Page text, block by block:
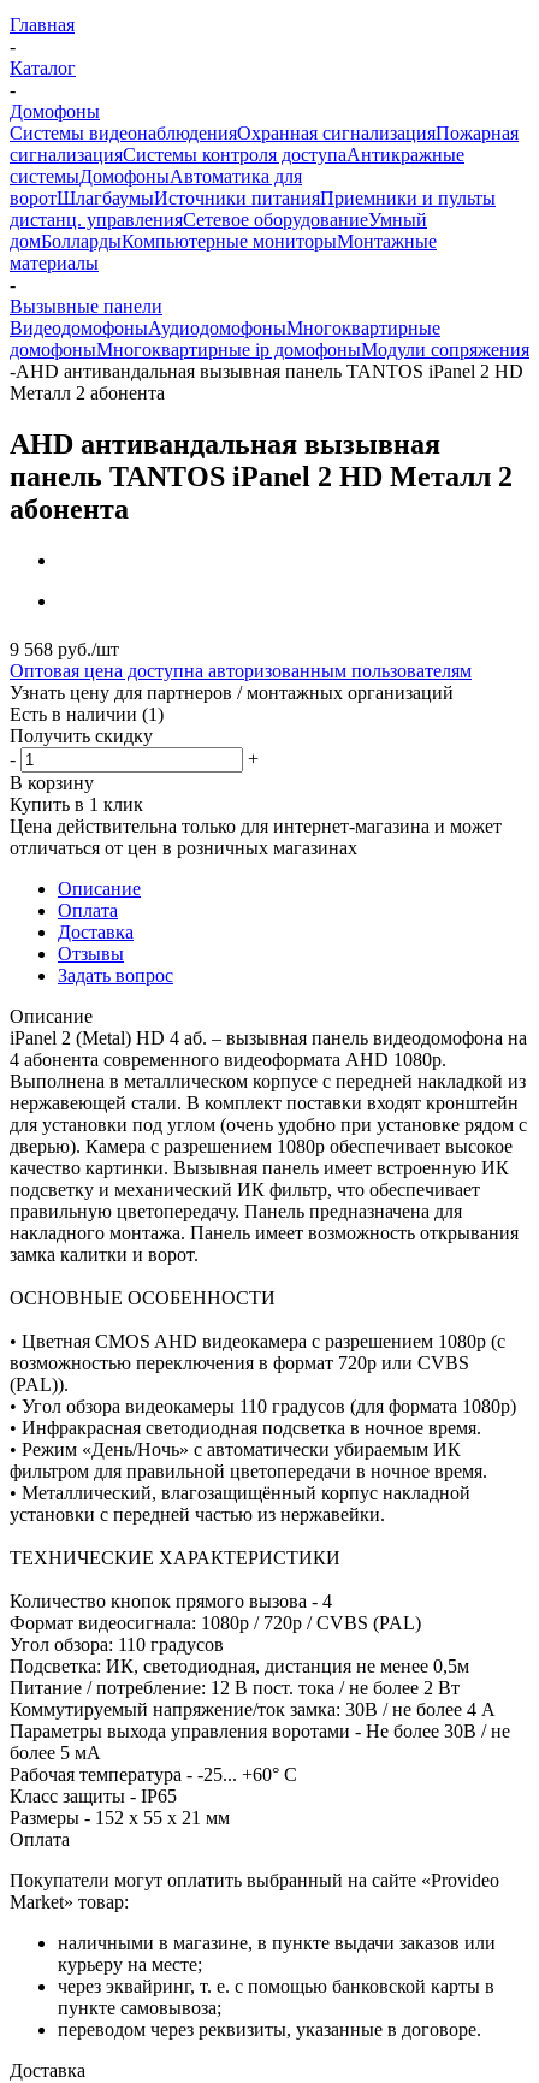
Главная
-
Каталог
-
Домофоны
Системы видеонаблюденияОхранная сигнализацияПожарная
сигнализацияСистемы контроля доступаАнтикражные
системыДомофоныАвтоматика для
воротШлагбаумыИсточники питанияПриемники и пульты
дистанц. управленияСетевое оборудованиеУмный
домБоллардыКомпьютерные мониторыМонтажные
материалы
-
Вызывные панели
ВидеодомофоныАудиодомофоныМногоквартирные
домофоныМногоквартирные ip домофоныМодули сопряжения
-AHD антивандальная вызывная панель TANTOS iPanel 2 HD
Металл 2 абонента
AHD антивандальная вызывная
панель TANTOS iPanel 2 HD Металл 2
абонента
9 568 руб./шт
Оптовая цена доступна авторизованным пользователям
Узнать цену для партнеров / монтажных организаций
Есть в наличии (1)
Получить скидку
-
+
В корзину
Купить в 1 клик
Цена действительна только для интернет-магазина и может
отличаться от цен в розничных магазинах
Описание
Оплата
Доставка
Отзывы
Задать вопрос
Описание
iPanel 2 (Metal) HD 4 аб. – вызывная панель видеодомофона на
4 абонента современного видеоформата AHD 1080p.
Выполнена в металлическом корпусе с передней накладкой из
нержавеющей стали. В комплект поставки входят кронштейн
для установки под углом (очень удобно при установке рядом с
дверью). Камера с разрешением 1080p обеспечивает высокое
качество картинки. Вызывная панель имеет встроенную ИК
подсветку и механический ИК фильтр, что обеспечивает
правильную цветопередачу. Панель предназначена для
накладного монтажа. Панель имеет возможность открывания
замка калитки и ворот.
ОСНОВНЫЕ ОСОБЕННОСТИ
• Цветная CMOS AHD видеокамера с разрешением 1080p (с
возможностью переключения в формат 720p или CVBS
(PAL)).
• Угол обзора видеокамеры 110 градусов (для формата 1080p)
• Инфракрасная светодиодная подсветка в ночное время.
• Режим «День/Ночь» с автоматически убираемым ИК
фильтром для правильной цветопередачи в ночное время.
• Металлический, влагозащищённый корпус накладной
установки с передней частью из нержавейки.
ТЕХНИЧЕСКИЕ ХАРАКТЕРИСТИКИ
Количество кнопок прямого вызова - 4
Формат видеосигнала: 1080p / 720p / CVBS (PAL)
Угол обзора: 110 градусов
Подсветка: ИК, светодиодная, дистанция не менее 0,5м
Питание / потребление: 12 В пост. тока / не более 2 Вт
Коммутируемый напряжение/ток замка: 30В / не более 4 А
Параметры выхода управления воротами - Не более 30В / не
более 5 мА
Рабочая температура - -25... +60° С
Класс защиты - IP65
Размеры - 152 х 55 х 21 мм
Оплата
Покупатели могут оплатить выбранный на сайте «Provideo
Market» товар:
наличными в магазине, в пункте выдачи заказов или
курьеру на месте;
через эквайринг, т. е. с помощью банковской карты в
пункте самовывоза;
переводом через реквизиты, указанные в договоре.
Доставка